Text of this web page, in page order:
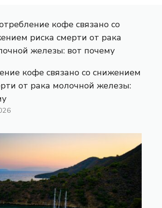
кофе связано со снижением
от рака молочной железы: